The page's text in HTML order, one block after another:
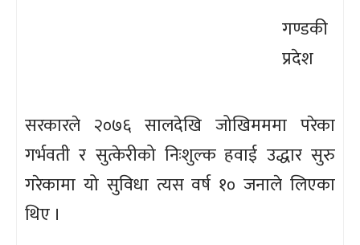
गण्डकी
प्रदेश
सरकारले २०७६ सालदेखि जोखिमममा परेका
गर्भवती र सुत्केरीको निःशुल्क हवाई उद्धार सुरु
गरेकामा यो सुविधा त्यस वर्ष १० जनाले लिएका
थिए ।